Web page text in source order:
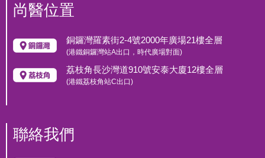
尚醫位置
銅鑼灣羅素街2-4號2000年廣場21樓全層
(港鐵銅鑼灣站A出口，時代廣場對面)
荔枝角長沙灣道910號安泰大廈12樓全層
(港鐵荔枝角站C出口)
聯絡我們